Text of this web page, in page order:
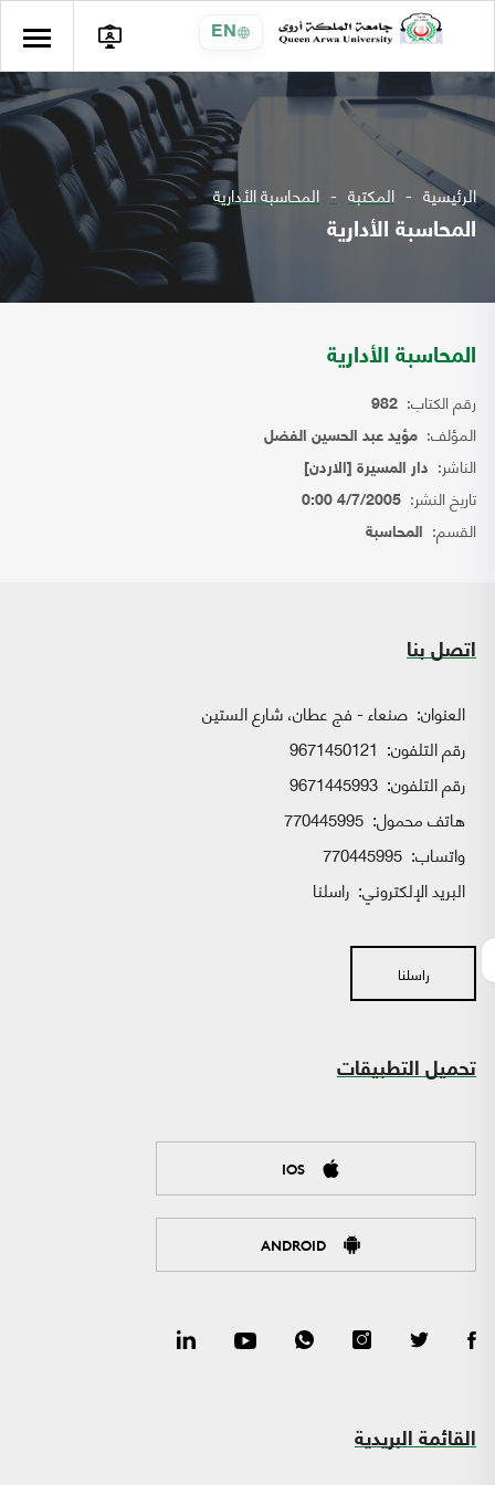
EN
الرئيسية المكتبة المحاسبة الأدارية
المحاسبة الأدارية
المحاسبة الأدارية
رقم الكتاب: 982
المؤلف: مؤيد عبد الحسين الفضل
الناشر: دار المسيرة [الاردن]
تاريخ النشر: 4/7/2005 0:00
القسم: المحاسبة
اتصل بنا
العنوان: صنعاء - فج عطان، شارع الستين
رقم التلفون: 9671450121
رقم التلفون: 9671445993
هاتف محمول: 770445995
واتساب:
البريد الإلكتروني: راسلنا
راسلنا
تحميل التطبيقات
IOS
ANDROID
القائمة البريدية